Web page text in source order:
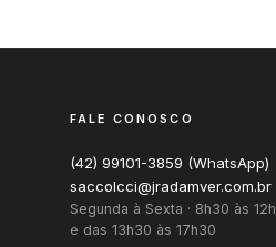
FALE CONOSCO
(42) 99101-3859 (WhatsApp)
saccolcci@jradamver.com.br
Segunda à Sexta · 8h30 às 12h
e das 13h30 às 17h30